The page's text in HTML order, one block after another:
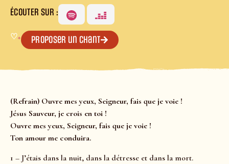
ÉCOUTER SUR :
♡+ Proposer un chant
(Refrain) Ouvre mes yeux, Seigneur, fais que je voie !
Jésus Sauveur, je crois en toi !
Ouvre mes yeux, Seigneur, fais que je voie !
Ton amour me conduira.
1 – J’étais dans la nuit, dans la détresse et dans la mort.